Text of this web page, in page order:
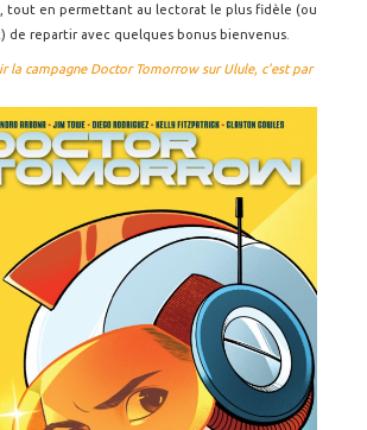
tout en permettant au lectorat le plus fidèle (ou
de repartir avec quelques bonus bienvenus.
la campagne Doctor Tomorrow sur Ulule, c'est par